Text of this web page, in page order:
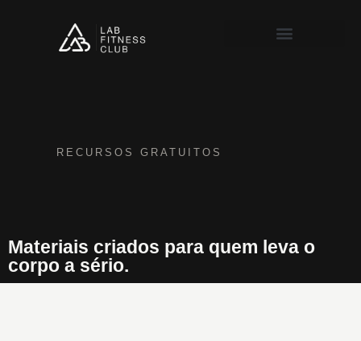
RECURSOS GRATUITOS
Materiais criados para quem leva o
corpo a sério.